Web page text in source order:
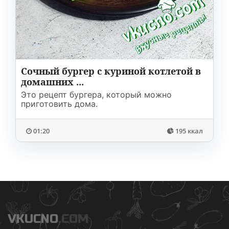
Соусы
На ужин
Мультиварка
Мясорубка
Холодильник
Сочный бургер с куриной котлетой в
домашних ...
Это рецепт бургера, который можно
приготовить дома.
01:20 195 ккал
VKUCNO.COM